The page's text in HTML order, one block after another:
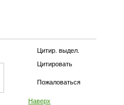
Цитир. выдел.
Цитировать
Пожаловаться
Наверх